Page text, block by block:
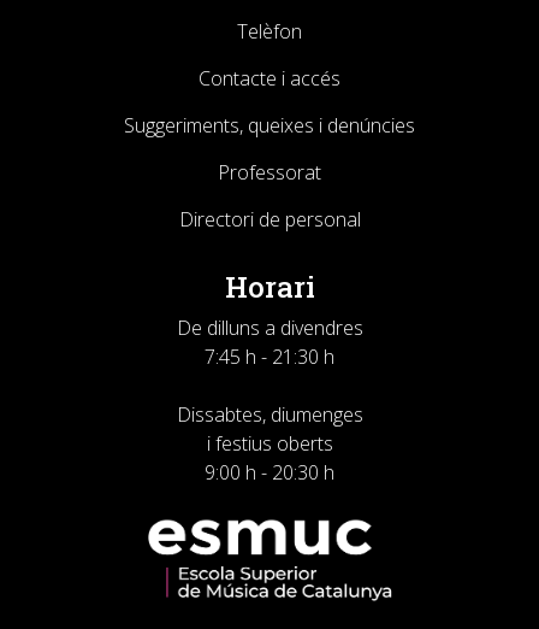
Telèfon
Contacte i accés
Suggeriments, queixes i denúncies
Professorat
Directori de personal
Horari
De dilluns a divendres
7:45 h - 21:30 h
Dissabtes, diumenges
i festius oberts
9:00 h - 20:30 h